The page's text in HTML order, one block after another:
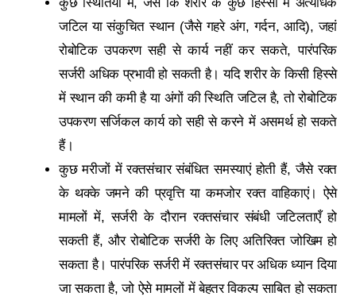
कुछ स्थितियों में, जैसे कि शरीर के कुछ हिस्सों में अत्यधिक
जटिल या संकुचित स्थान (जैसे गहरे अंग, गर्दन, आदि), जहां
रोबोटिक उपकरण सही से कार्य नहीं कर सकते, पारंपरिक
सर्जरी अधिक प्रभावी हो सकती है। यदि शरीर के किसी हिस्से
में स्थान की कमी है या अंगों की स्थिति जटिल है, तो रोबोटिक
उपकरण सर्जिकल कार्य को सही से करने में असमर्थ हो सकते
हैं।
कुछ मरीजों में रक्तसंचार संबंधित समस्याएं होती हैं, जैसे रक्त
के थक्के जमने की प्रवृत्ति या कमजोर रक्त वाहिकाएं। ऐसे
मामलों में, सर्जरी के दौरान रक्तसंचार संबंधी जटिलताएँ हो
सकती हैं, और रोबोटिक सर्जरी के लिए अतिरिक्त जोखिम हो
सकता है। पारंपरिक सर्जरी में रक्तसंचार पर अधिक ध्यान दिया
जा सकता है, जो ऐसे मामलों में बेहतर विकल्प साबित हो सकता